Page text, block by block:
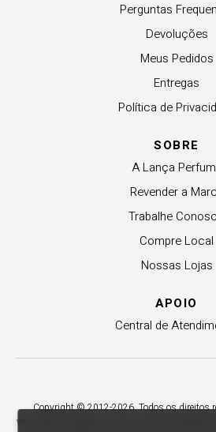
Perguntas
Devoluções
Meus Pedidos
Entregas
Política de
SOBRE
A Lança
Revender a
Trabalhe
Compre Local
Nossas Lojas
APOIO
Central de
Copyright © 2012-2026. Todos os direitos
veiculadas, logotipo e marca são de